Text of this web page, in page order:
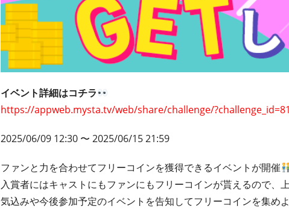
イベント詳細はコチラ
https://appweb.mysta.tv/web/share/challenge/
2025/06/09 12:30 〜 2025/06/15 21:59
ファンと力を合わせてフリーコインを獲得できるイベントが開催
入賞者にはキャストにもファンにもフリーコインが貰えるので、
気込みや今後参加予定のイベントを告知してフリーコインを集め